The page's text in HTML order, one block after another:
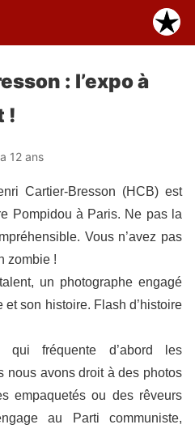
: l’expo à
!
12 ans
Cartier-Bresson (HCB) est
Pompidou à Paris. Ne pas la
Vous n’avez pas
zombie !
un photographe engagé
son histoire. Flash d’histoire
qui fréquente d’abord les
nous avons droit à des photos
empaquetés ou des rêveurs
au Parti communiste,